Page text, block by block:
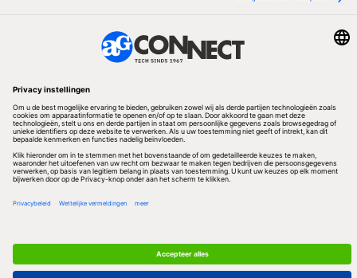
Volg ons
Redactionele partner
Algemene Voorwaarden & Copyrights